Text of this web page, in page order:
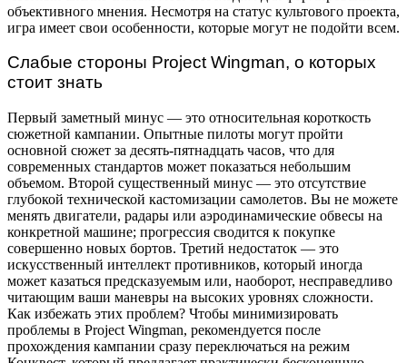
объективного мнения. Несмотря на статус культового проекта,
игра имеет свои особенности, которые могут не подойти всем.
Слабые стороны Project Wingman, о которых
стоит знать
Первый заметный минус — это относительная короткость
сюжетной кампании. Опытные пилоты могут пройти
основной сюжет за десять-пятнадцать часов, что для
современных стандартов может показаться небольшим
объемом. Второй существенный минус — это отсутствие
глубокой технической кастомизации самолетов. Вы не можете
менять двигатели, радары или аэродинамические обвесы на
конкретной машине; прогрессия сводится к покупке
совершенно новых бортов. Третий недостаток — это
искусственный интеллект противников, который иногда
может казаться предсказуемым или, наоборот, несправедливо
читающим ваши маневры на высоких уровнях сложности.
Как избежать этих проблем? Чтобы минимизировать
проблемы в Project Wingman, рекомендуется после
прохождения кампании сразу переключаться на режим